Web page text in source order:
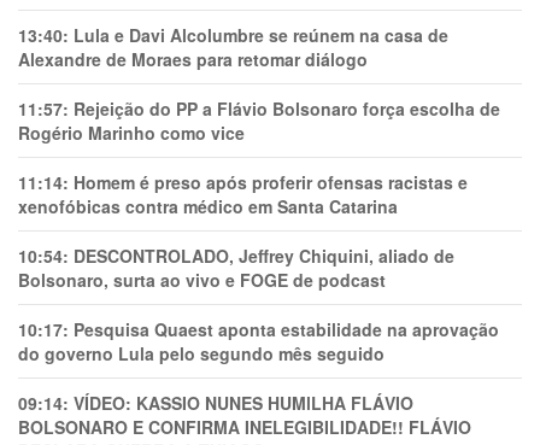
13:40: Lula e Davi Alcolumbre se reúnem na casa de
Alexandre de Moraes para retomar diálogo
11:57: Rejeição do PP a Flávio Bolsonaro força escolha de
Rogério Marinho como vice
11:14: Homem é preso após proferir ofensas racistas e
xenofóbicas contra médico em Santa Catarina
10:54: DESCONTROLADO, Jeffrey Chiquini, aliado de
Bolsonaro, surta ao vivo e FOGE de podcast
10:17: Pesquisa Quaest aponta estabilidade na aprovação
do governo Lula pelo segundo mês seguido
09:14: VÍDEO: KASSIO NUNES HUMlLHA FLÁVIO
BOLSONARO E CONFIRMA INELEGIBILIDADE!! FLÁVIO